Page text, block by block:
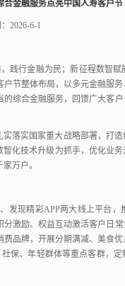
金融服务点亮中国人寿客户节
2026-6-1
践行金融为民；新征程数智赋
节整体布局， 以多元金融服务
的综合金融服务， 回馈广大客户
实落实国家重大战略部署， 打造
智化技术升级为抓手， 优化业务
万户。
发现精彩APP两大线上平台，
分激励、权益互动激活客户日常
费品牌，开展分期满减、美食优
社保、年轻群体等重点客群， 定